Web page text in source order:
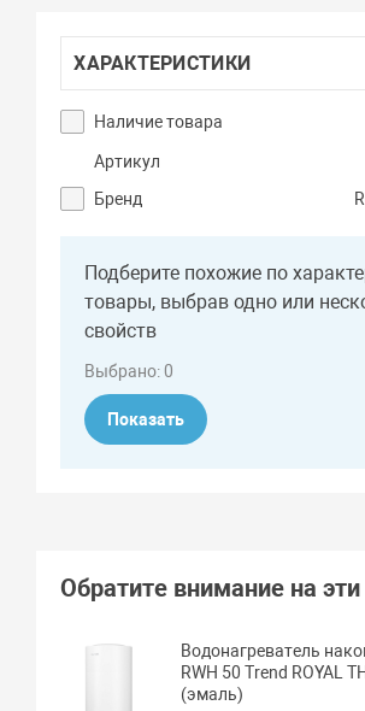
ХАРАКТЕРИСТИКИ
Наличие товара
Артикул
Бренд
Подберите похожие по
товары, выбрав одно или
свойств
Выбрано:0
Показать
Обратите внимание на
Водонагреватель
RWH 50 Trend ROYAL
(эмаль)